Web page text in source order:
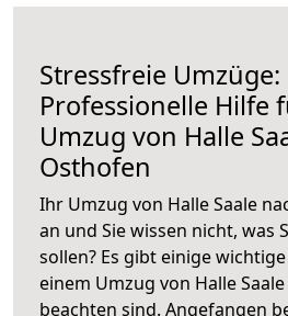
Stressfreie Umzüge:
Professionelle Hilfe
Umzug von Halle
Osthofen
Ihr Umzug von Halle Saale
an und Sie wissen nicht, was
sollen? Es gibt einige
einem Umzug von Halle
beachten sind. Angefangen